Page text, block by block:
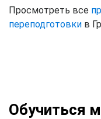
Просмотреть все
переподготовки в
Обучиться